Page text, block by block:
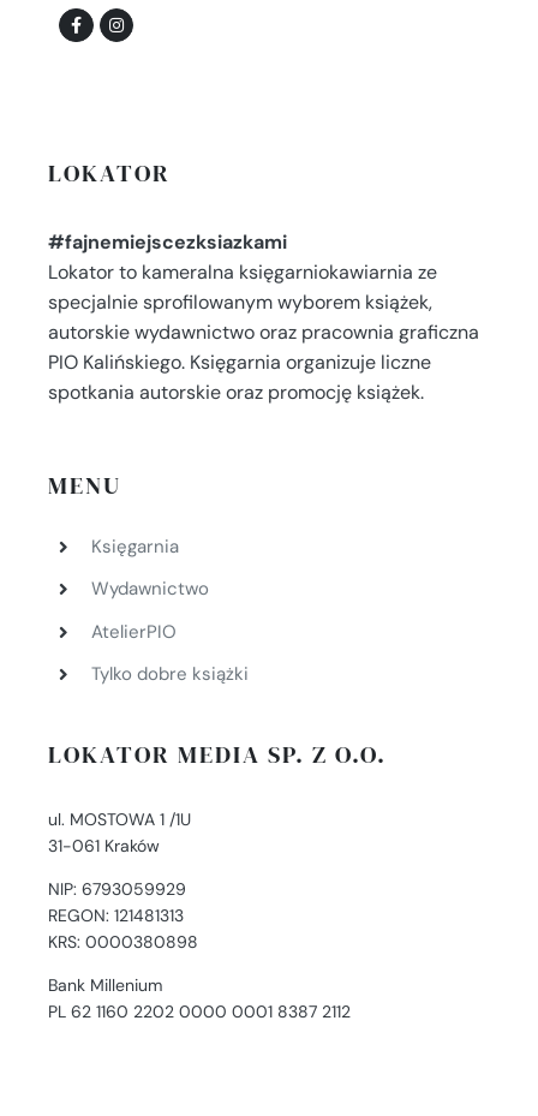
LOKATOR
#fajnemiejscezksiazkami
Lokator to kameralna księgarniokawiarnia ze
specjalnie sprofilowanym wyborem książek,
autorskie wydawnictwo oraz pracownia graficzna
PIO Kalińskiego. Księgarnia organizuje liczne
spotkania autorskie oraz promocję książek.
MENU
Księgarnia
Wydawnictwo
AtelierPIO
Tylko dobre książki
LOKATOR MEDIA SP. Z O.O.
ul. MOSTOWA 1 /1U
31-061 Kraków
NIP: 6793059929
REGON: 121481313
KRS: 0000380898
Bank Millenium
PL 62 1160 2202 0000 0001 8387 2112